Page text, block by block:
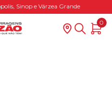
Sinop e Várzea Grande
0